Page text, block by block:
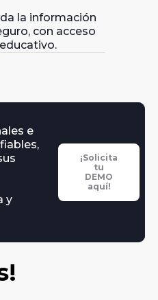
la información
con acceso
e
y
¡Solicita
tu
DEMO
aquí!